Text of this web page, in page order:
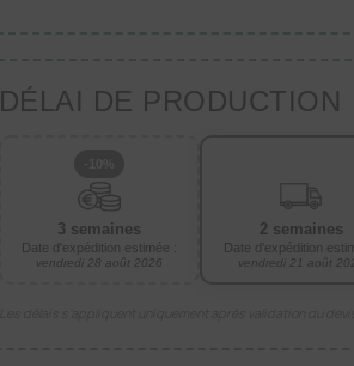
DÉLAI DE PRODUCTION
3 semaines
Date d'expédition estimée :
vendredi 28 août 2026
2 semaines
Date d'expédition
vendredi 21 août